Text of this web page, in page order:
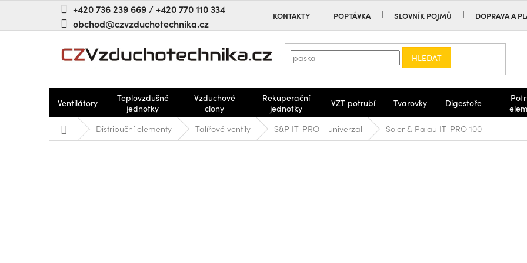
+420 736 239 669 / +420 770 110 334
obchod@czvzduchotechnika.cz
KONTAKTY POPTÁVKA SLOVNÍK POJMŮ DOPRAVA A
HLEDAT
Ventilátory
Teplovzdušné
jednotky
Vzduchové
clony
Rekuperační
jednotky
VZT potrubí Tvarovky Digestoře
Domů Distribuční elementy Talířové ventily S&P IT-PRO - univerzal Soler & Palau IT-PRO 100